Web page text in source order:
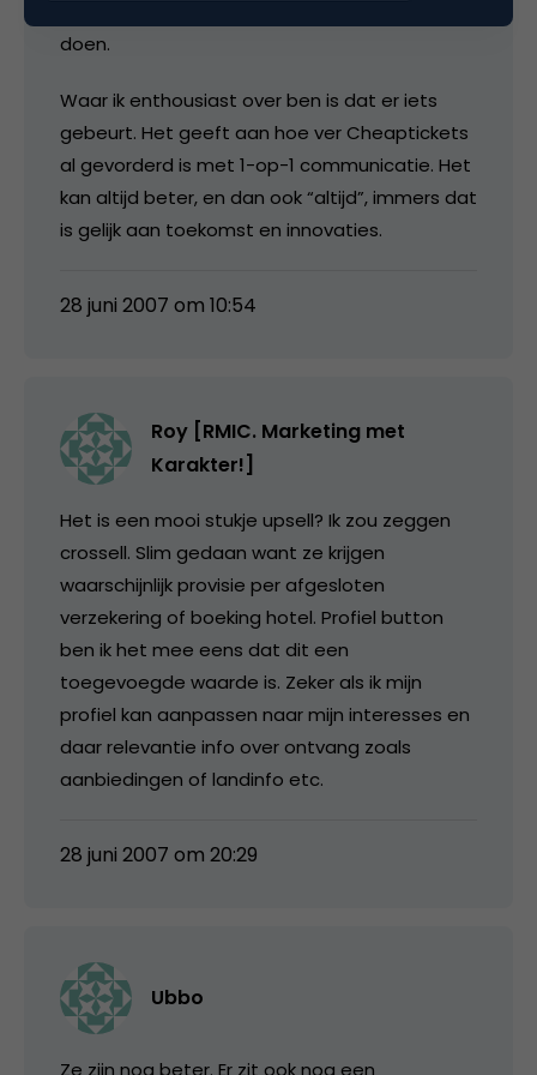
doen.
Waar ik enthousiast over ben is dat er iets
gebeurt. Het geeft aan hoe ver Cheaptickets
al gevorderd is met 1-op-1 communicatie. Het
kan altijd beter, en dan ook “altijd”, immers dat
is gelijk aan toekomst en innovaties.
28 juni 2007 om 10:54
Roy [RMIC. Marketing met
Karakter!]
Het is een mooi stukje upsell? Ik zou zeggen
crossell. Slim gedaan want ze krijgen
waarschijnlijk provisie per afgesloten
verzekering of boeking hotel. Profiel button
ben ik het mee eens dat dit een
toegevoegde waarde is. Zeker als ik mijn
profiel kan aanpassen naar mijn interesses en
daar relevantie info over ontvang zoals
aanbiedingen of landinfo etc.
28 juni 2007 om 20:29
Ubbo
Ze zijn nog beter. Er zit ook nog een